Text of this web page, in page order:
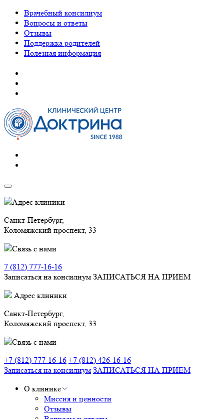
Врачебный консилиум
Вопросы и ответы
Отзывы
Поддержка родителей
Полезная информация
Адрес клиники
Санкт-Петербург,
Коломяжский проспект, 33
Связь с нами
7 (812) 777-16-16
Записаться на консилиум ЗАПИСАТЬСЯ НА ПРИЕМ
Адрес клиники
Санкт-Петербург,
Коломяжский проспект, 33
Связь с нами
+7 (812) 777-16-16 +7 (812) 426-16-16
Записаться на консилиум ЗАПИСАТЬСЯ НА ПРИЕМ
О клинике
Миссия и ценности
Отзывы